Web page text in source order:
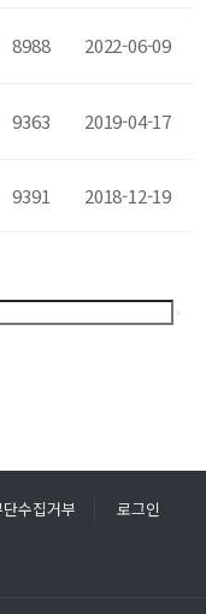
8988 2022-06-09
9363 2019-04-17
9391 2018-12-19
수집거부 로그인